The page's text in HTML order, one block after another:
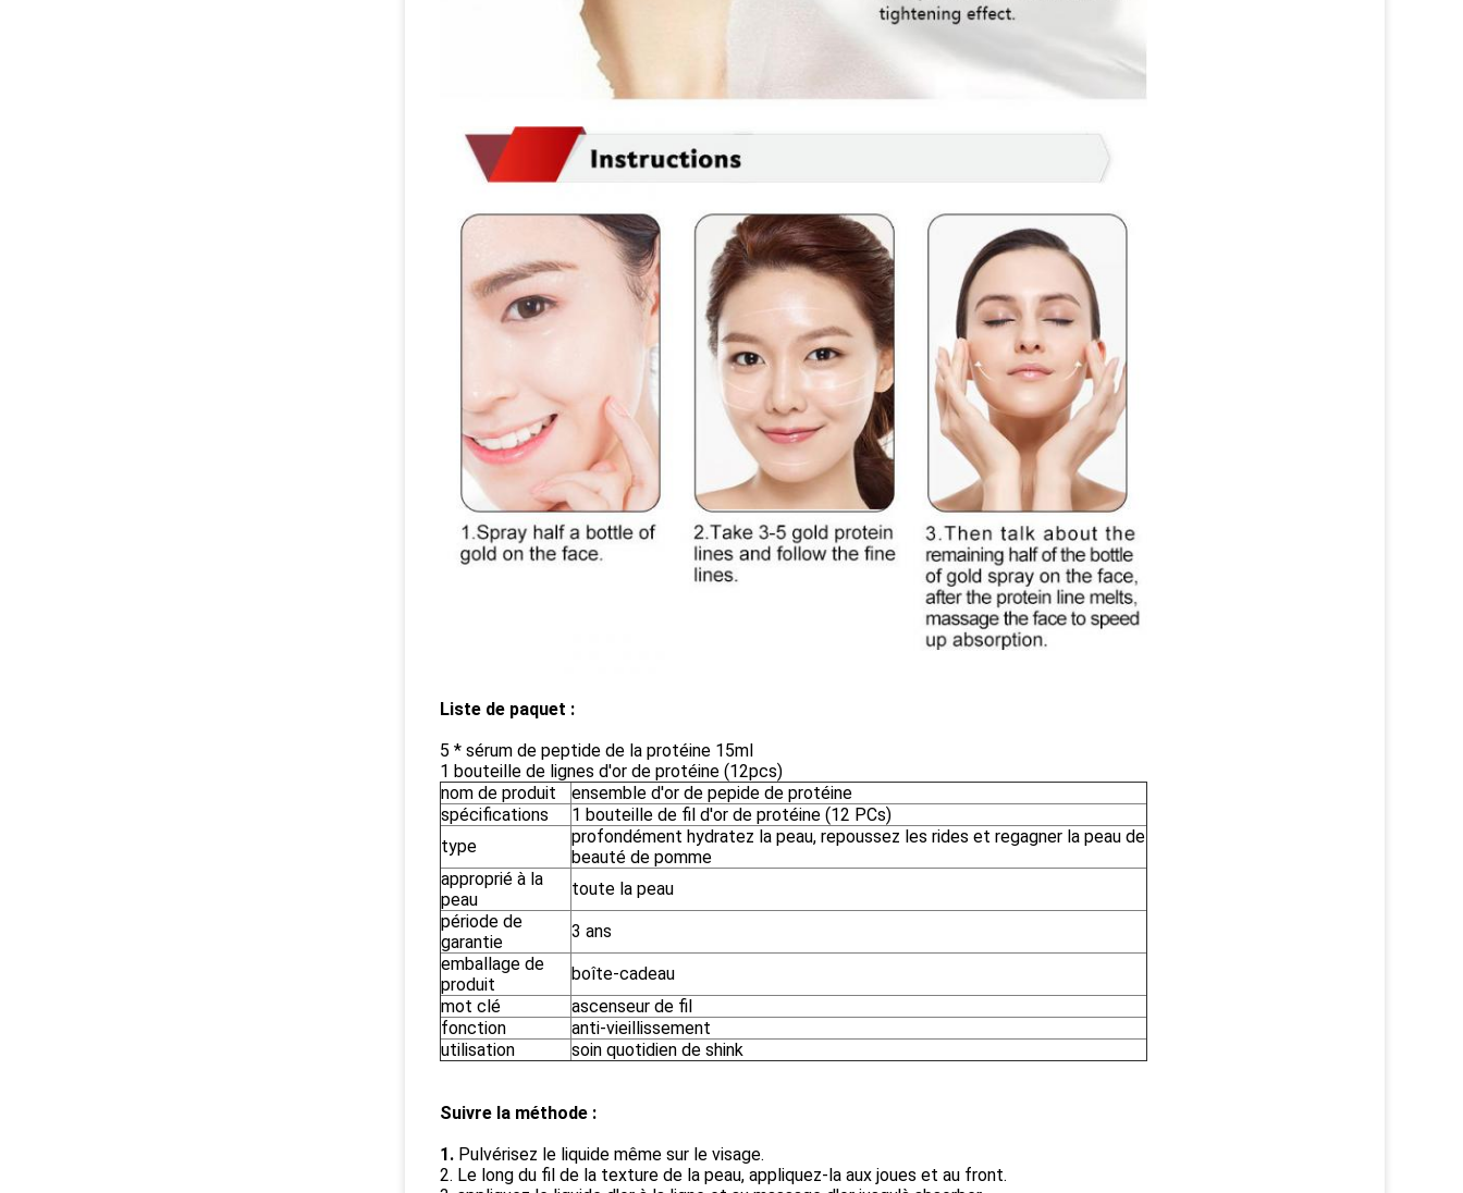
Liste de paquet :
5 * sérum de peptide de la protéine 15ml
1 bouteille de lignes d'or de protéine (12pcs)
nom de produit
ensemble d'or de pepide de protéine
spécifications
1 bouteille de fil d'or de protéine (12 PCs)
type
profondément hydratez la peau, repoussez les rides et regagner la peau de
beauté de pomme
approprié à la
peau
toute la peau
période de
garantie
3 ans
emballage de
produit
boîte-cadeau
mot clé
ascenseur de fil
fonction
anti-vieillissement
utilisation
soin quotidien de shink
Suivre la méthode :
1. Pulvérisez le liquide même sur le visage.
2. Le long du fil de la texture de la peau, appliquez-la aux joues et au front.